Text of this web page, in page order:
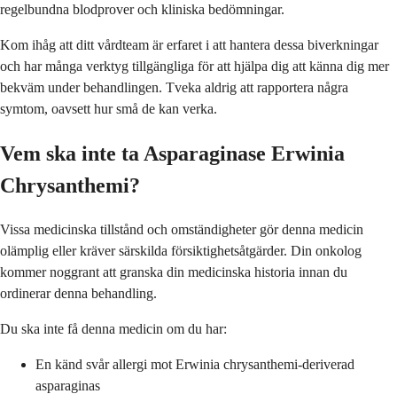
regelbundna blodprover och kliniska bedömningar.
Kom ihåg att ditt vårdteam är erfaret i att hantera dessa biverkningar
och har många verktyg tillgängliga för att hjälpa dig att känna dig mer
bekväm under behandlingen. Tveka aldrig att rapportera några
symtom, oavsett hur små de kan verka.
Vem ska inte ta Asparaginase Erwinia
Chrysanthemi?
Vissa medicinska tillstånd och omständigheter gör denna medicin
olämplig eller kräver särskilda försiktighetsåtgärder. Din onkolog
kommer noggrant att granska din medicinska historia innan du
ordinerar denna behandling.
Du ska inte få denna medicin om du har:
En känd svår allergi mot Erwinia chrysanthemi-deriverad
asparaginas